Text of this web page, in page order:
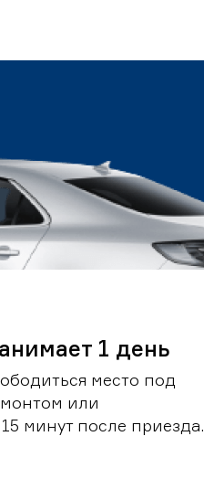
1 день
место под
или
минут после приезда.